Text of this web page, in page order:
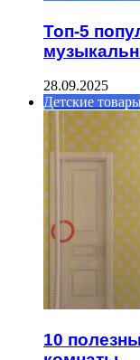
Топ-5
28.09.2025
Детские
10